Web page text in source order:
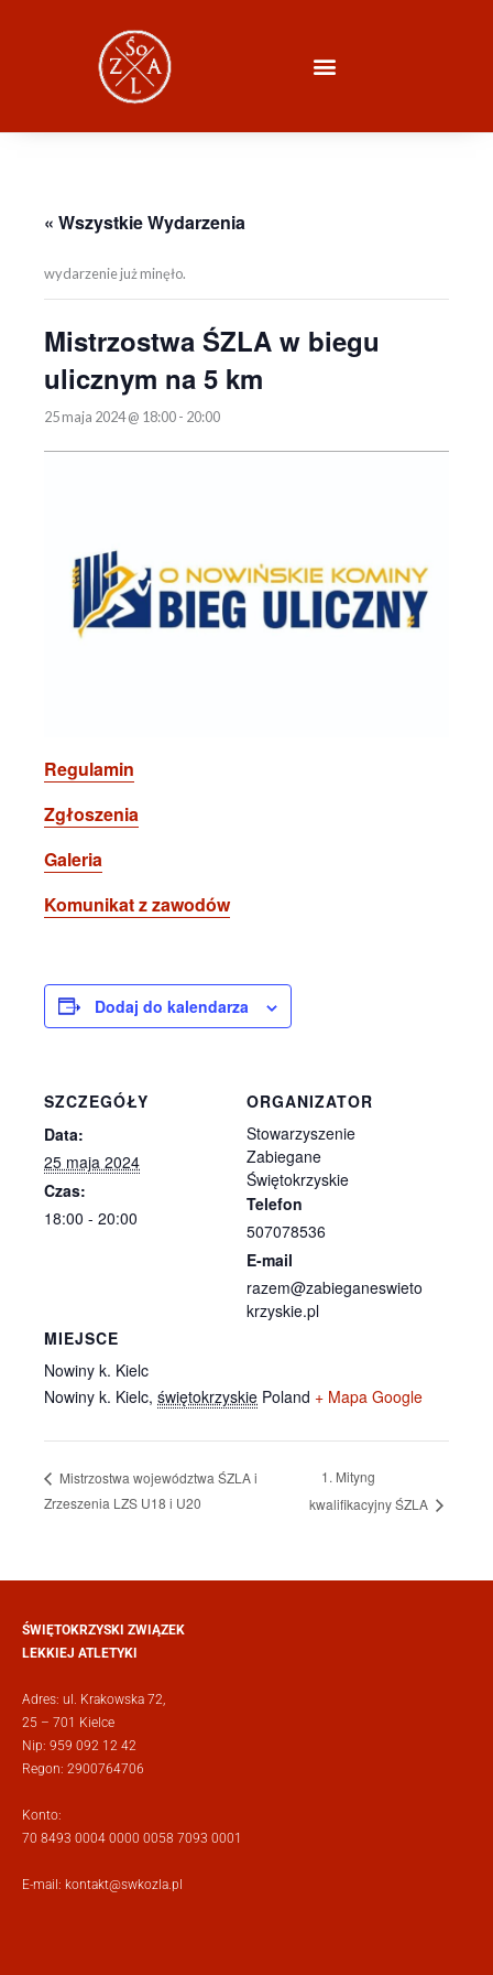
« Wszystkie Wydarzenia
wydarzenie już minęło.
Mistrzostwa ŚZLA w biegu
ulicznym na 5 km
25 maja 2024 @ 18:00- 20:00
Regulamin
Zgłoszenia
Galeria
Komunikat z zawodów
Dodaj do kalendarza
SZCZEGÓŁY
Data:
25 maja 2024
Czas:
18:00 - 20:00
MIEJSCE
Nowiny k. Kielc
Nowiny k. Kielc, świętokrzyskie Poland + Mapa Google
ORGANIZATOR
Stowarzyszenie
Zabiegane
Świętokrzyskie
Telefon
507078536
E-mail
razem@zabieganeswieto
krzyskie.pl
Mistrzostwa województwa ŚZLA i
Zrzeszenia LZS U18 i U20
1. Mityng
kwalifikacyjny ŚZLA
ŚWIĘTOKRZYSKI ZWIĄZEK
LEKKIEJ ATLETYKI
Adres: ul. Krakowska 72,
25 – 701 Kielce
Nip: 959 092 12 42
Regon: 2900764706
Konto:
70 8493 0004 0000 0058 7093 0001
E-mail: kontakt@swkozla.pl